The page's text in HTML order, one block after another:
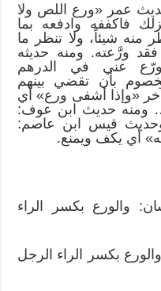
حديث عمر «ورع اللص ولا
فاكففه وادفعه بما
منه شيئاً، ولا تنظر ما
ورَّعته. ومنه حديثه
عني في الدرهم
بأن تقضي بينهم
«وإذا أشفى ورع» أي
ومنه حديث ابن عوف:
وحديث قيس ابن عاصم:
أي يكف ويمنع.
والورع بكسر الراء
بكسر الراء الرجل